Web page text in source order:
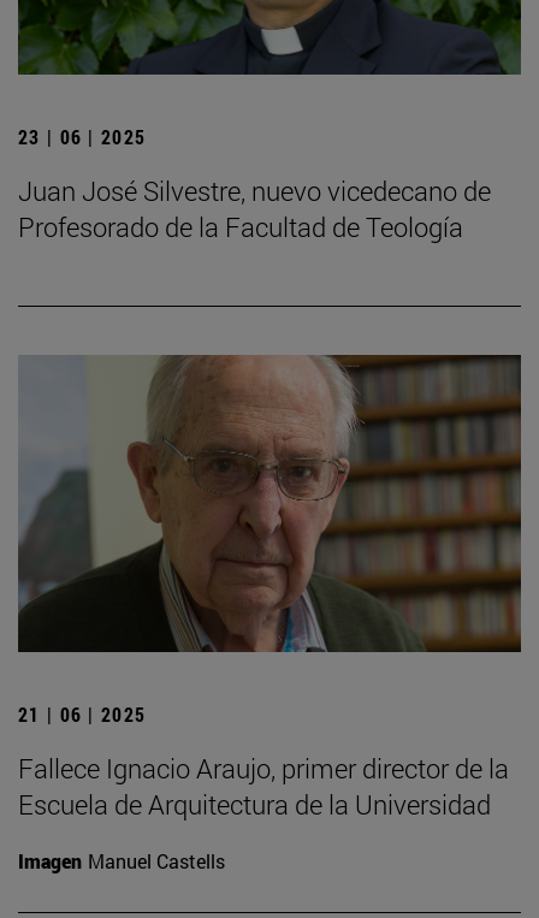
23 | 06 | 2025
Juan José Silvestre, nuevo vicedecano de
Profesorado de la Facultad de Teología
21 | 06 | 2025
Fallece Ignacio Araujo, primer director de la
Escuela de Arquitectura de la Universidad
Imagen Manuel Castells